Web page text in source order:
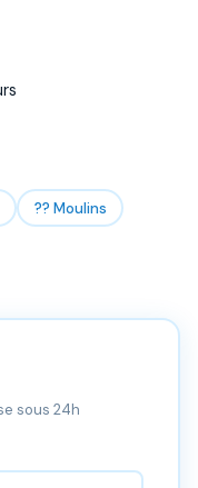
?? Moulins
sous 24h